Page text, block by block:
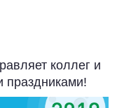
коллег и
праздниками!